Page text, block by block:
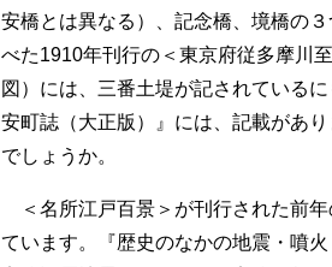
安橋とは異なる）、記念橋、境橋の
べた1910年刊行の＜東京府従多摩川
図）には、三番土堤が記されている
安町誌（大正版）』には、記載があ
でしょうか。
＜名所江戸百景＞が刊行された前
ています。『歴史のなかの地震・噴